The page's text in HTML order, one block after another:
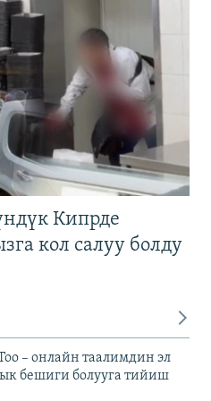
Кипрде
кол салуу болду
– онлайн таалимдин эл
бешиги болууга тийиш